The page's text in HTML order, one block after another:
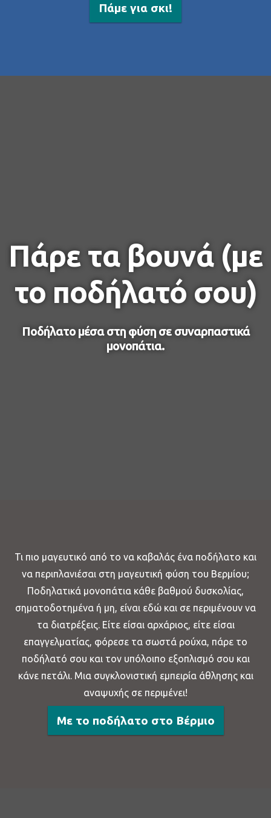
Πάμε για σκι!
Πάρε τα βουνά (με
το ποδήλατό σου)
Ποδήλατο μέσα στη φύση σε συναρπαστικά
μονοπάτια.
Τι πιο μαγευτικό από το να καβαλάς ένα ποδήλατο και
να περιπλανιέσαι στη μαγευτική φύση του Βερμίου;
Ποδηλατικά μονοπάτια κάθε βαθμού δυσκολίας,
σηματοδοτημένα ή μη, είναι εδώ και σε περιμένουν να
τα διατρέξεις. Είτε είσαι αρχάριος, είτε είσαι
επαγγελματίας, φόρεσε τα σωστά ρούχα, πάρε το
ποδήλατό σου και τον υπόλοιπο εξοπλισμό σου και
κάνε πετάλι. Μια συγκλονιστική εμπειρία άθλησης και
αναψυχής σε περιμένει!
Με το ποδήλατο στο Βέρμιο